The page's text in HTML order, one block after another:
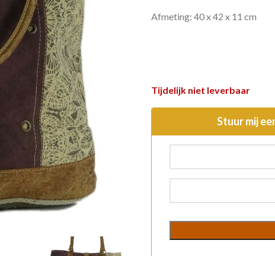
Afmeting: 40 x 42 x 11 cm
Tijdelijk niet leverbaar
Stuur mij